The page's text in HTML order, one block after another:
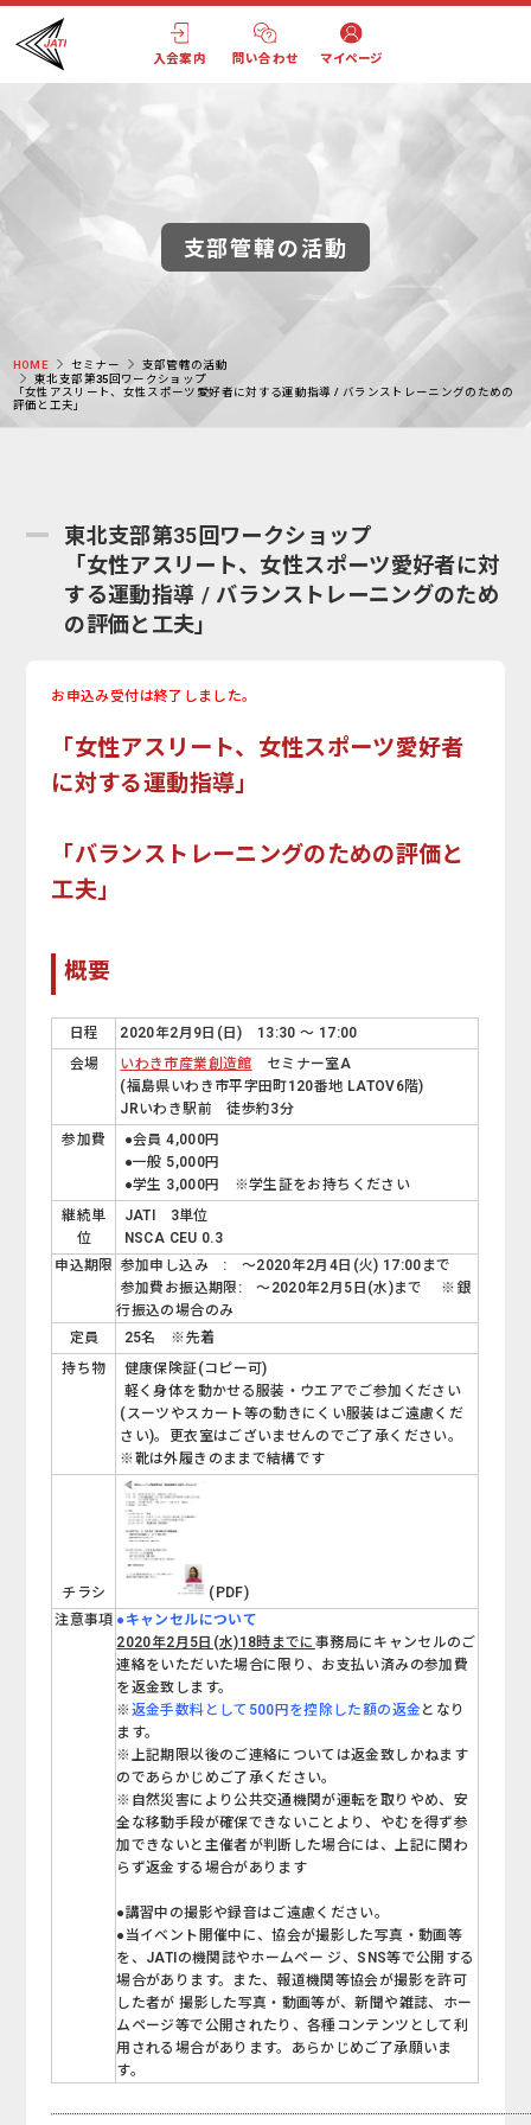
入会案内 問い合わせ マイページ
支部管轄の活動
HOME セミナー
支部管轄の活動
東北支部第35回ワークショップ
「女性アスリート、女性スポーツ愛好者に対する運動指導 / バランストレーニングのための
評価と工夫」
東北支部第35回ワークショップ
「女性アスリート、女性スポーツ愛好者に対
する運動指導 / バランストレーニングのため
の評価と工夫」
お申込み受付は終了しました。
「女性アスリート、女性スポーツ愛好者
に対する運動指導」
「バランストレーニングのための評価と
工夫」
概要
日程
2020年2月9日(日) 13:30 ～ 17:00
会場
いわき市産業創造館 セミナー室A
(福島県いわき市平字田町120番地 LATOV6階)
JRいわき駅前 徒歩約3分
参加費
●会員 4,000円
●一般 5,000円
●学生 3,000円 ※学生証をお持ちください
継続単
位
JATI 3単位
NSCA CEU 0.3
申込期限 参加申し込み : ～2020年2月4日(火) 17:00まで
参加費お振込期限: ～2020年2月5日(水)まで ※銀
行振込の場合のみ
定員
25名 ※先着
持ち物
健康保険証(コピー可)
軽く身体を動かせる服装・ウエアでご参加ください
(スーツやスカート等の動きにくい服装はご遠慮くだ
さい)。更衣室はございませんのでご了承ください。
※靴は外履きのままで結構です
チラシ
(PDF)
注意事項 ●キャンセルについて
2020年2月5日(水)18時までに 事務局にキャンセルのご
連絡をいただいた場合に限り、お支払い済みの参加費
を返金致します。
※返金手数料として500円を控除した額の返金 となり
ます。
※上記期限以後のご連絡については返金致しかねます
のであらかじめご了承ください。
※自然災害により公共交通機関が運転を取りやめ、安
全な移動手段が確保できないことより、やむを得ず参
加できないと主催者が判断した場合には、上記に関わ
らず返金する場合があります
●講習中の撮影や録音はご遠慮ください。
●当イベント開催中に、協会が撮影した写真・動画等
を、JATIの機関誌やホームペー ジ、SNS等で公開する
場合があります。また、報道機関等協会が撮影を許可
した者が 撮影した写真・動画等が、新聞や雑誌、ホー
ムページ等で公開されたり、各種コンテンツとして利
用される場合があります。あらかじめご了承願いま
す。